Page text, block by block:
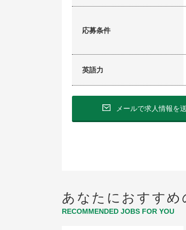
応募条件
英語力
メールで求人情報を
あなたにおすすめ
RECOMMENDED JOBS FOR YOU